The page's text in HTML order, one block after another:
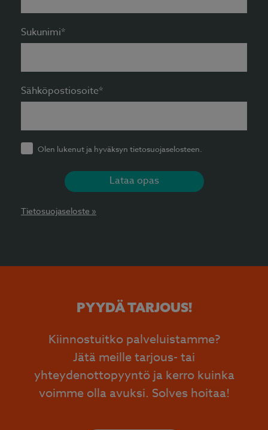
Sukunimi*
Sähköpostiosoite*
Olen lukenut ja hyväksyn tietosuojaselosteen.
Lataa opas
Tietosuojaseloste »
PYYDÄ TARJOUS!
Kiinnostuitko palveluistamme?
Jätä meille tarjous- tai
yhteydenottopyyntö ja kerro kuinka
voimme olla avuksi. Solves hoitaa!